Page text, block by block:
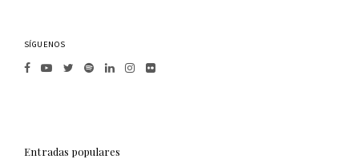
SÍGUENOS
Entradas populares